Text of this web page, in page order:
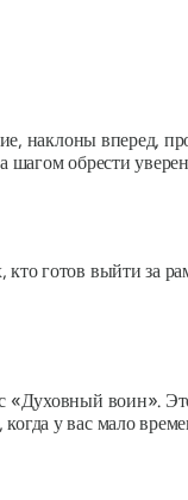
наклоны вперед,
шагом обрести
готов выйти за
«Духовный воин».
у вас мало